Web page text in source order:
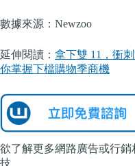
數據來源：Newzoo
延伸閱讀： 拿下雙 11，衝
你掌握下檔購物季商機
欲了解更多網路廣告或行
技